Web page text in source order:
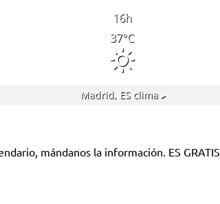
16h
37°C
Madrid, ES clima ▸
mándanos la información. ES GRATIS.